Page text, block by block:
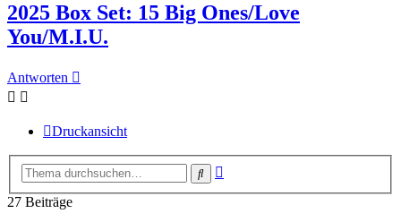
2025 Box Set: 15 Big Ones/Love
You/M.I.U.
Antworten
Druckansicht
Suche
27 Beiträge